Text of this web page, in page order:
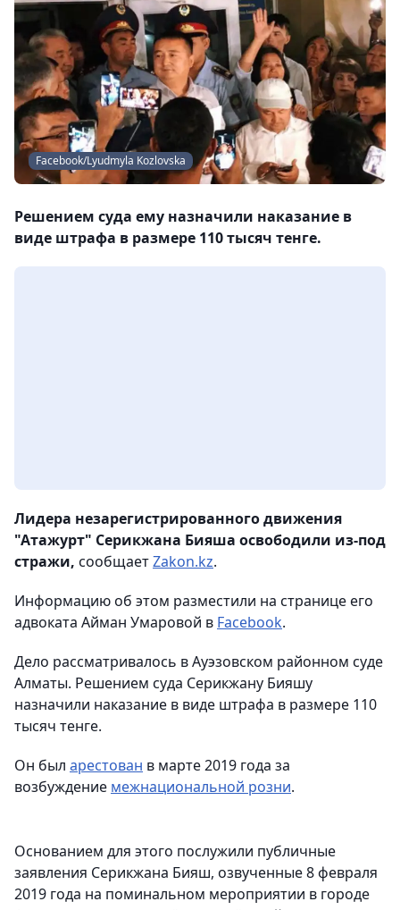
Facebook/Lyudmyla Kozlovska
Решением суда ему назначили наказание в
виде штрафа в размере 110 тысяч тенге.
Лидера незарегистрированного движения
"Атажурт" Серикжана Бияша освободили из-под
стражи, сообщаетZakon.kz.
Информацию об этом разместили на странице его
адвоката Айман Умаровой в Facebook.
Дело рассматривалось в Ауэзовском районном суде
Алматы. Решением суда Серикжану Бияшу
назначили наказание в виде штрафа в размере 110
тысяч тенге.
Он был арестован в марте 2019 года за
возбуждение межнациональной розни.
Основанием для этого послужили публичные
заявления Серикжана Бияш, озвученные 8 февраля
2019 года на поминальном мероприятии в городе